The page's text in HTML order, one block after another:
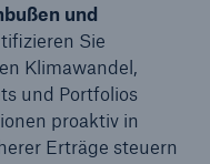
und
Sie
Klimawandel,
und Portfolios
proaktiv in
Erträge steuern